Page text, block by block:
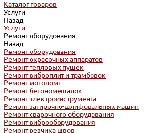
Каталог товаров
Услуги
Назад
Услуги
Ремонт оборудования
Назад
Ремонт оборудования
Ремонт окрасочных аппаратов
Ремонт тепловых пушек
Ремонт виброплит и трамбовок
Ремонт мотопомп
Ремонт бетономешалок
Ремонт электроинструмента
Ремонт затирочно-шлифовальных машин
Ремонт сварочного оборудования
Ремонт виброоборудования
Ремонт резчика швов